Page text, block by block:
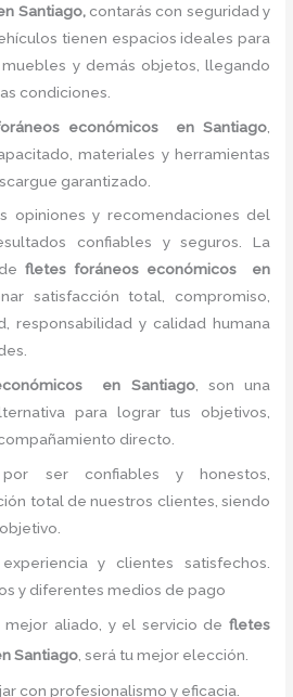
Santiago, contarás con seguridad y
tienen espacios ideales para
y demás objetos, llegando
condiciones.
económicos en Santiago,
materiales y herramientas
garantizado.
opiniones y recomendaciones del
confiables y seguros. La
fletes foráneos económicos
en
satisfacción total, compromiso,
responsabilidad y calidad humana
en Santiago, son una
para lograr tus objetivos,
directo.
por ser confiables y honestos,
total de nuestros clientes, siendo
y clientes satisfechos.
y diferentes medios de pago
aliado, y el servicio de fletes
Santiago , será tu mejor elección.
con profesionalismo y eficacia.